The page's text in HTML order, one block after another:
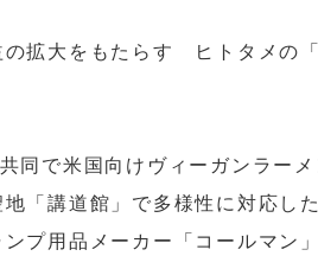
拡大をもたらす ヒトタメの「
同で米国向けヴィーガンラー
地「講道館」で多様性に対応し
ンプ用品メーカー「コールマン